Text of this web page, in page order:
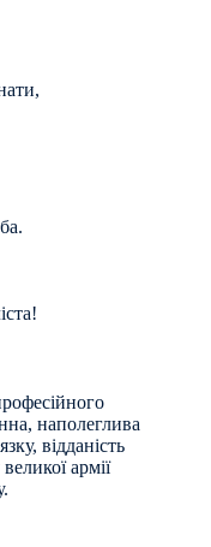
наполеглива
відданість
армії